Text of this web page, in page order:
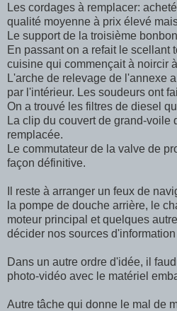
Les cordages à remplacer:
qualité moyenne à prix élevé
Le support de la troisième
En passant on a refait le scellant
cuisine qui commençait à noircir
L'arche de relevage de l'annexe
par l'intérieur. Les soudeurs ont
On a trouvé les filtres de diesel
La clip du couvert de grand-voile
remplacée.
Le commutateur de la valve de
façon définitive.
Il reste à arranger un feux de
la pompe de douche arrière, le
moteur principal et quelques
décider nos sources
Dans un autre ordre d'idée, il
photo-vidéo avec le matériel
Autre tâche qui donne le mal de